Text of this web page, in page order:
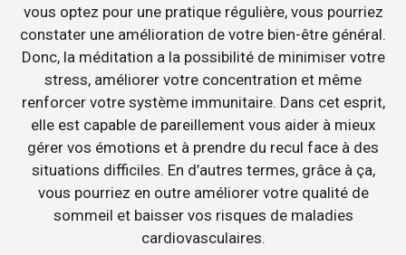
vous optez pour une pratique régulière, vous pourriez
constater une amélioration de votre bien-être général.
Donc, la méditation a la possibilité de minimiser votre
stress, améliorer votre concentration et même
renforcer votre système immunitaire. Dans cet esprit,
elle est capable de pareillement vous aider à mieux
gérer vos émotions et à prendre du recul face à des
situations difficiles. En d’autres termes, grâce à ça,
vous pourriez en outre améliorer votre qualité de
sommeil et baisser vos risques de maladies
cardiovasculaires.